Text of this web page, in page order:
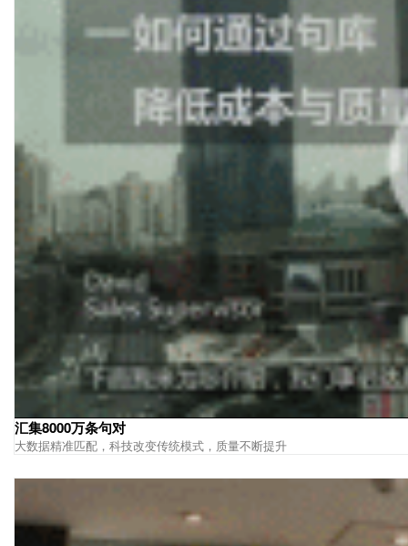
汇集8000万条句对
大数据精准匹配，科技改变传统模式，质量不断提升